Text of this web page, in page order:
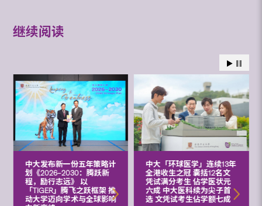
继续阅读
中大发布新一份五年策略计
划《2026‒2030：腾跃新
程，励行志远》 以
「TIGER」腾飞之跃框架 推
动大学迈向学术与全球影响
中大「环球医学」连续13年
全港收生之冠 囊括12名文
凭试满分考生 佔学医状元
六成 中大医科续为尖子首
选 文凭试考生佔学额七成